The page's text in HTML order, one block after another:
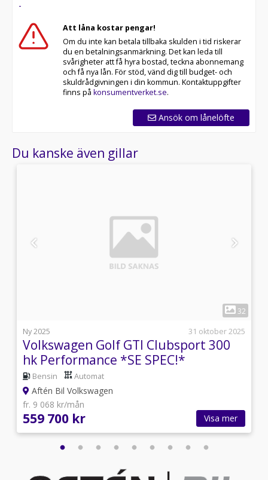
-
Att låna kostar pengar!
Om du inte kan betala tillbaka skulden i tid riskerar
du en betalningsanmärkning. Det kan leda till
svårigheter att få hyra bostad, teckna abonnemang
och få nya lån. För stöd, vänd dig till budget- och
skuldrådgivningen i din kommun. Kontaktuppgifter
finns på konsumentverket.se.
Ansök om lånelöfte
Du kanske även gillar
32
Ny 2025
31 oktober 2025
Volkswagen Golf GTI Clubsport 300
hk Performance *SE SPEC!*
Bensin Automat
Aftén Bil Volkswagen
fr. 9 068 kr/mån
559 700 kr Visa mer